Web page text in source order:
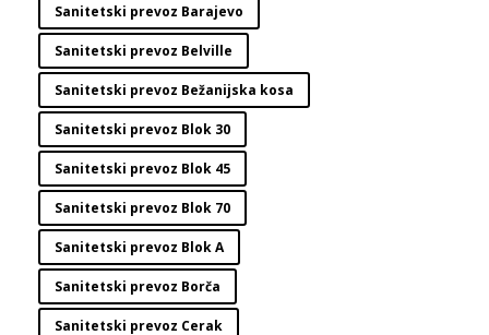
Sanitetski prevoz Barajevo
Sanitetski prevoz Belville
Sanitetski prevoz Bežanijska kosa
Sanitetski prevoz Blok 30
Sanitetski prevoz Blok 45
Sanitetski prevoz Blok 70
Sanitetski prevoz Blok A
Sanitetski prevoz Borča
Sanitetski prevoz Cerak